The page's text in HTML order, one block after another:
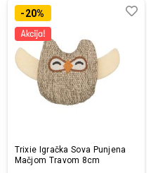
-20%
Trixie Igračka Sova Punjena
Mačjom Travom 8cm